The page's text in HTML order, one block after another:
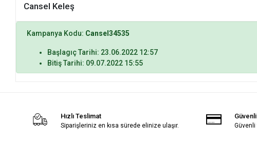
Cansel Keleş
Kampanya Kodu: Cansel34535
Başlagıç Tarihi: 23.06.2022 12:57
Bitiş Tarihi: 09.07.2022 15:55
Hızlı Teslimat
Siparişleriniz en kısa sürede elinize ulaşır.